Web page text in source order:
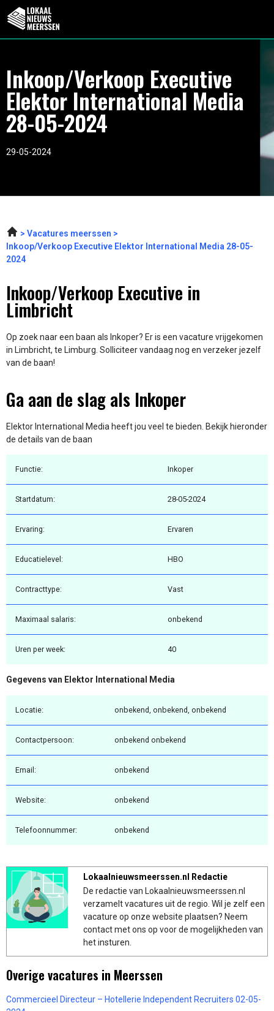
Inkoop/Verkoop Executive
Elektor International Media
28-05-2024
29-05-2024
Vacatures meerssen
Inkoop/Verkoop Executive Elektor International Media 28-05-
2024
Inkoop/Verkoop Executive in
Limbricht
Op zoek naar een baan als Inkoper? Er is een vacature vrijgekomen
in Limbricht, te Limburg. Solliciteer vandaag nog en verzeker jezelf
van de baan!
Ga aan de slag als Inkoper
Elektor International Media heeft jou veel te bieden. Bekijk hieronder
de details van de baan
Functie: Inkoper
Startdatum: 28-05-2024
Ervaring: Ervaren
Educatielevel: HBO
Contracttype: Vast
Maximaal salaris: onbekend
Uren per week: 40
Gegevens van Elektor International Media
Locatie: onbekend, onbekend, onbekend
Contactpersoon: onbekend onbekend
Email: onbekend
Website: onbekend
Telefoonnummer: onbekend
Lokaalnieuwsmeerssen.nl Redactie
De redactie van Lokaalnieuwsmeerssen.nl
verzamelt vacatures uit de regio. Wil je zelf een
vacature op onze website plaatsen? Neem
contact met ons op voor de mogelijkheden van
het insturen.
Overige vacatures in Meerssen
Commercieel Directeur – Hotellerie Independent Recruiters 02-05-